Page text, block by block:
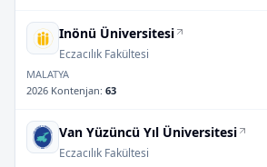
Inönü Üniversitesi
Eczacılık Fakültesi
MALATYA
2026 Kontenjan: 63
Van Yüzüncü Yıl Üniversitesi
Eczacılık Fakültesi